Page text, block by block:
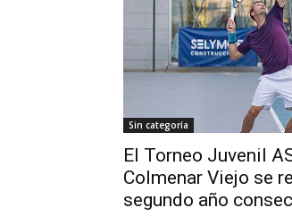
Sin categoría
El Torneo Juvenil
Colmenar Viejo se
segundo año